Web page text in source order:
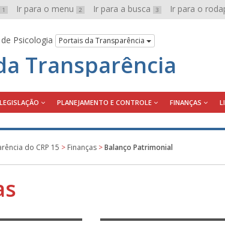
1 Ir para o menu 2 Ir para a busca 3 Ir para o
Psicologia Portais da Transparência
Transparência
LEGISLAÇÃO PLANEJAMENTO E CONTROLE FINANÇAS
do CRP 15 > Finanças >Balanço Patrimonial